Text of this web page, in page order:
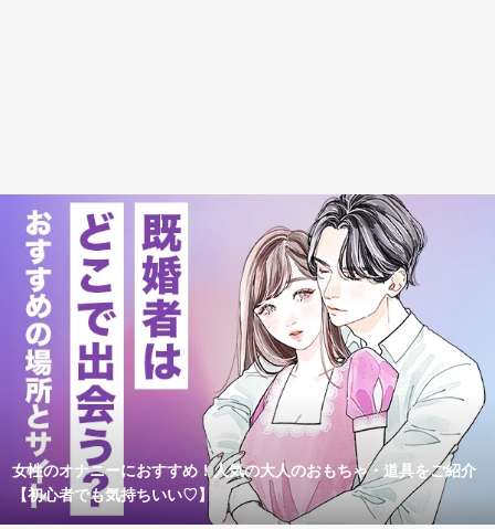
女性のオナニーにおすすめ！人気の大人のおもちゃ・道具をご紹介
【初心者でも気持ちいい♡】